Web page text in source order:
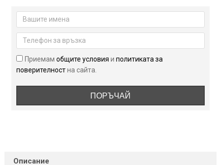
броя
рингове
за
тренировка
на
предмишница
Armageddon
Приемамобщите условияиполитиката за
поверителностна сайта.
ПОРЪЧАЙ
Описание